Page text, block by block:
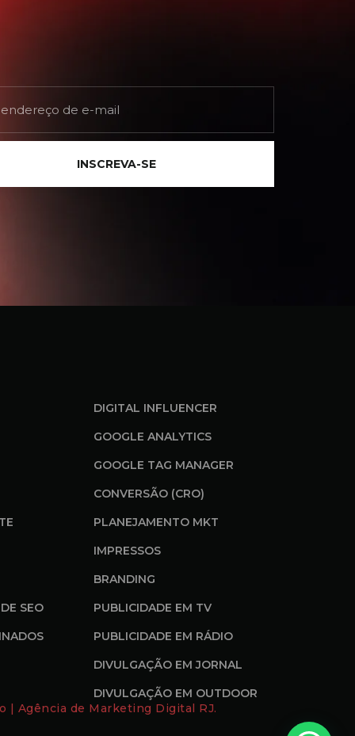
INSCREVA-SE
SEO
DIGITAL INFLUENCER
GOOGLE ANALYTICS
GOOGLE TAG MANAGER
CONVERSÃO (CRO)
PLANEJAMENTO MKT
IMPRESSOS
BRANDING
PUBLICIDADE EM TV
PUBLICIDADE EM RÁDIO
DIVULGAÇÃO EM JORNAL
DIVULGAÇÃO EM OUTDOOR
| Agência de Marketing Digital RJ.